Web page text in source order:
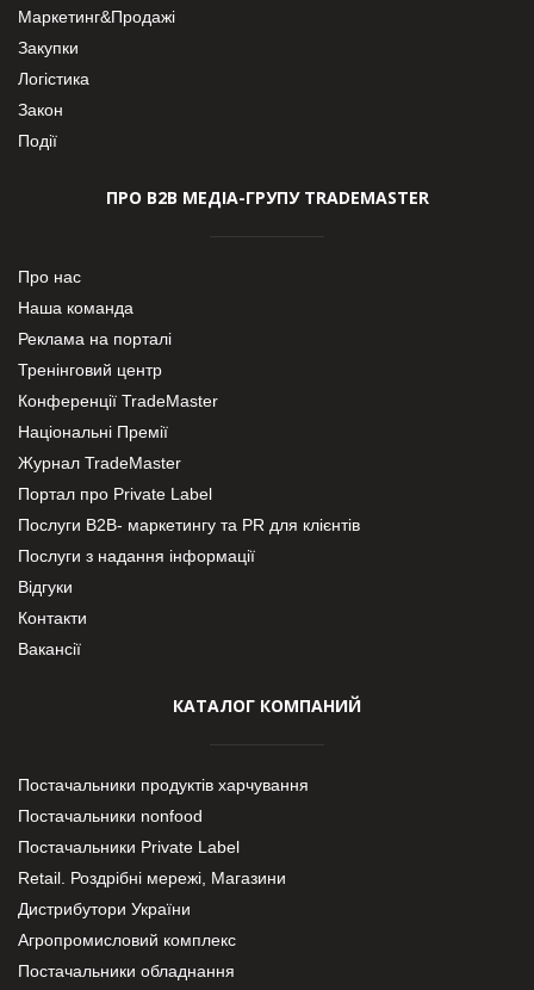
Маркетинг&Продажі
Закупки
Логістика
Закон
Події
ПРО В2В МЕДІА-ГРУПУ TRADEMASTER
Про нас
Наша команда
Реклама на порталі
Тренінговий центр
Конференції TradeMaster
Національні Премії
Журнал TradeMaster
Портал про Private Label
Послуги В2В- маркетингу та PR для клієнтів
Послуги з надання інформації
Відгуки
Контакти
Вакансії
КАТАЛОГ КОМПАНИЙ
Постачальники продуктів харчування
Постачальники nonfood
Постачальники Private Label
Retail. Роздрібні мережі, Магазини
Дистрибутори України
Агропромисловий комплекс
Постачальники обладнання